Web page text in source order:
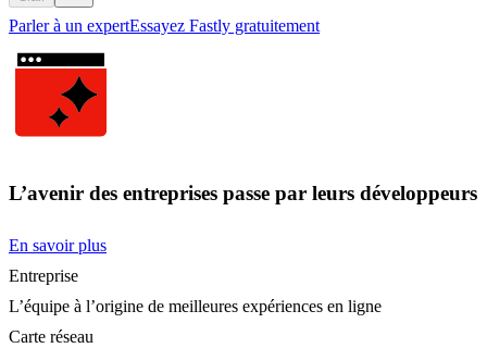
Parler à un expertEssayez Fastly gratuitement
L’avenir des entreprises passe par leurs développeurs
En savoir plus
Entreprise
L’équipe à l’origine de meilleures expériences en ligne
Carte réseau